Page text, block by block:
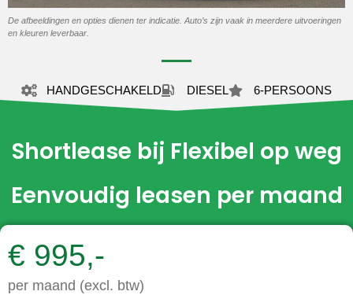
De afbeeldingen en opties dienen ter indicatie. Auto’s zijn vaak in meerdere uitvoeringen
en kleuren leverbaar.
HANDGESCHAKELD DIESEL 6-PERSOONS
Shortlease bij Flexibel op weg
Eenvoudig leasen per maand
€ 995,-
per maand (excl. btw)